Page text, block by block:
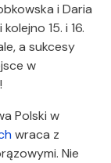
i Daria
15. i 16.
a sukcesy
w
Polski w
wraca z
Nie